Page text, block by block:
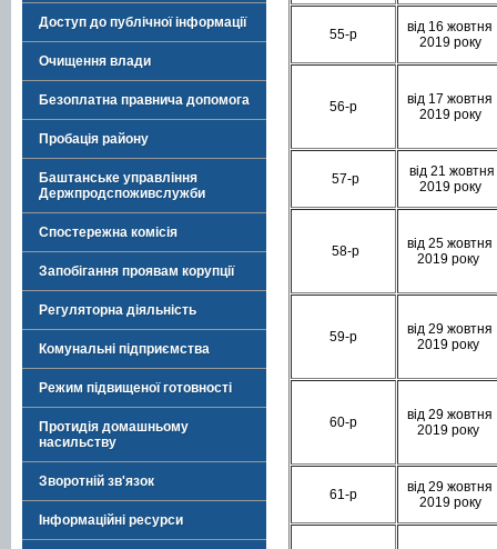
Доступ до публічної інформації
Очищення влади
Безоплатна правнича допомога
Пробація району
Баштанське управління
Держпродспоживслужби
Спостережна комісія
Запобігання проявам корупції
Регуляторна діяльність
Комунальні підприємства
Режим підвищеної готовності
Протидія домашньому
насильству
Зворотній зв'язок
Інформаційні ресурси
55-р
від 16 жовтня
2019 року
56-р
від 17 жовтня
2019 року
57-р
від 21 жовтня
2019 року
58-р
від 25 жовтня
2019 року
59-р
від 29 жовтня
2019 року
60-р
від 29 жовтня
2019 року
61-р
від 29 жовтня
2019 року